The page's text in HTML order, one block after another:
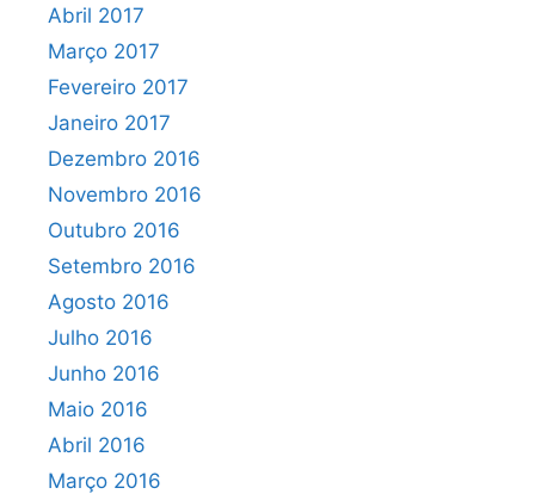
Abril 2017
Março 2017
Fevereiro 2017
Janeiro 2017
Dezembro 2016
Novembro 2016
Outubro 2016
Setembro 2016
Agosto 2016
Julho 2016
Junho 2016
Maio 2016
Abril 2016
Março 2016